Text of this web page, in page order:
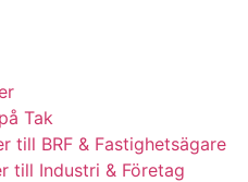
Tak
till BRF & Fastighetsägare
till Industri & Företag